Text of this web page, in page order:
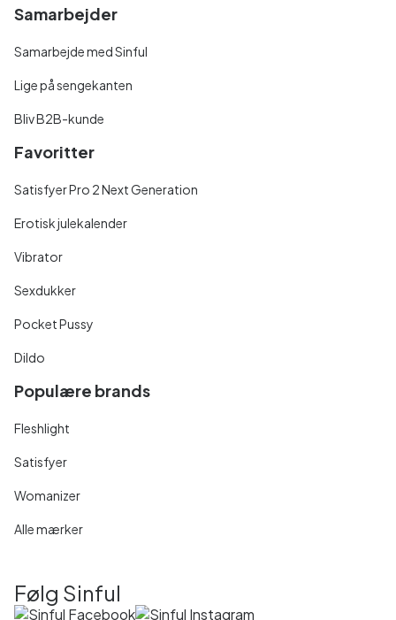
Samarbejder
Samarbejde med Sinful
Lige på sengekanten
Bliv B2B-kunde
Favoritter
Satisfyer Pro 2 Next Generation
Erotisk julekalender
Vibrator
Sexdukker
Pocket Pussy
Dildo
Populære brands
Fleshlight
Satisfyer
Womanizer
Alle mærker
Følg Sinful